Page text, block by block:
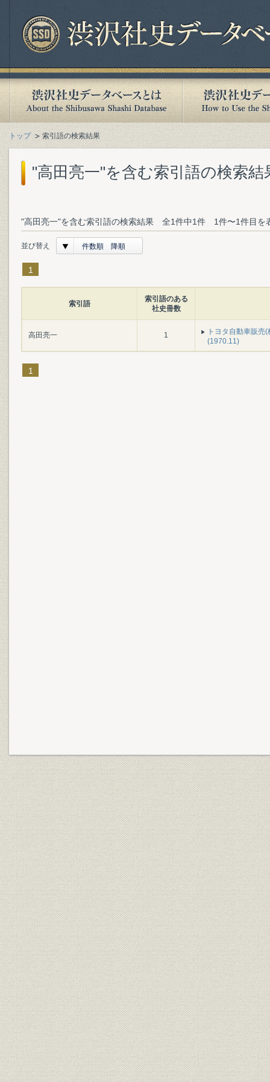
トップ 索引語の検索結果
"高田亮一"を含む索引語の検索結
"高田亮一"を含む索引語の検索結果 全1件中1件 1件〜1件目を
並び替え 件数順 降順
1
索引語
索引語のある
社史冊数
高田亮一 1
トヨタ自動車販売
(1970.11)
1